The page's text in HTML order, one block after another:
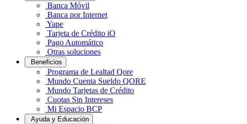
Banca Móvil
Banca por Internet
Yape
Tarjeta de Crédito iO
Pago Automático
Otras soluciones
Beneficios
Programa de Lealtad Qore
Mundo Cuenta Sueldo QORE
Mundo Tarjetas de Crédito
Cuotas Sin Intereses
Mi Espacio BCP
Ayuda y Educación